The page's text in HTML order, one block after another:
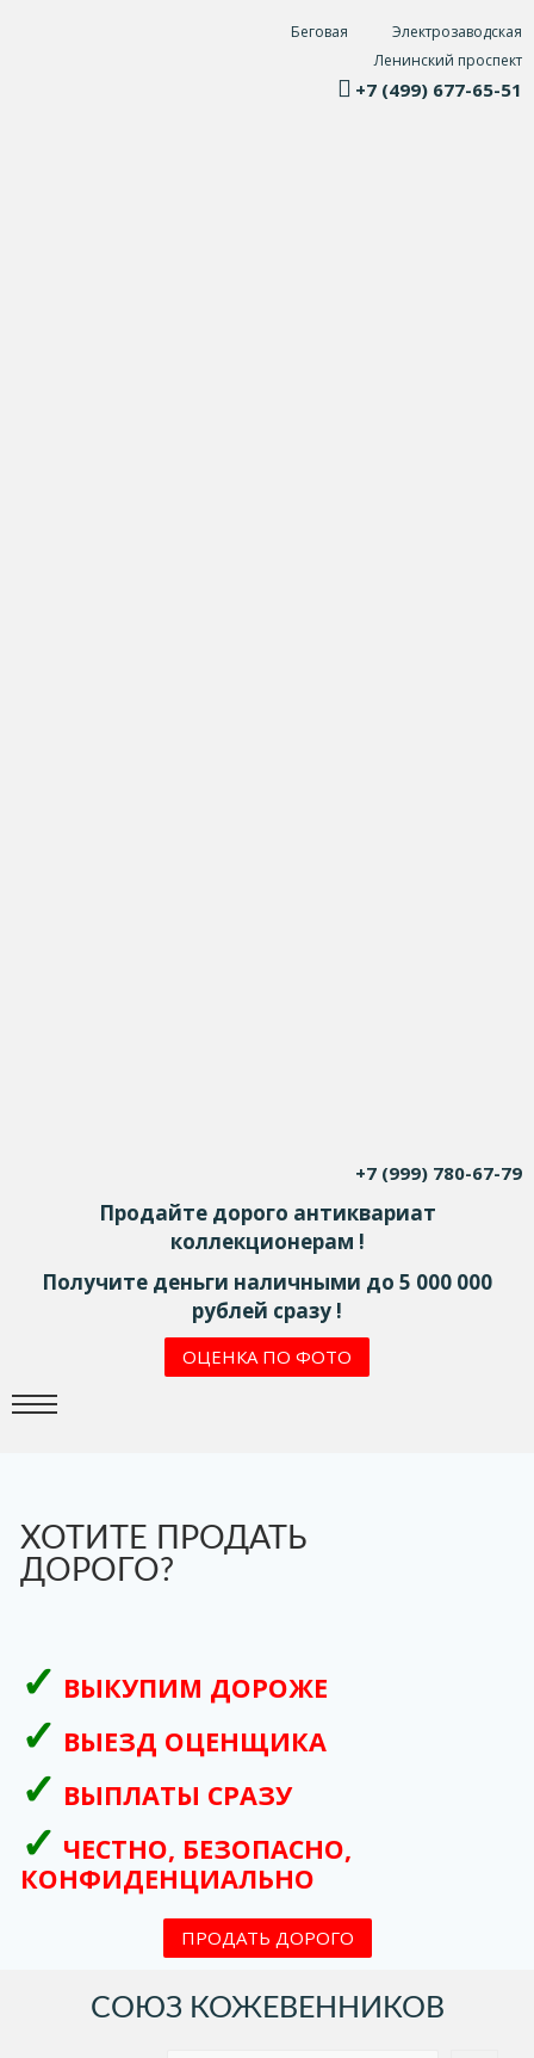
Беговая
Электрозаводская
Ленинский проспект
+7 (499) 677-65-51
+7 (999) 780-67-79
Продайте дорого антиквариат
коллекционерам !
Получите деньги наличными до 5 000 000
рублей сразу !
ОЦЕНКА ПО ФОТО
ХОТИТЕ ПРОДАТЬ
ДОРОГО?
ВЫКУПИМ ДОРОЖЕ
ВЫЕЗД ОЦЕНЩИКА
ВЫПЛАТЫ СРАЗУ
ЧЕСТНО, БЕЗОПАСНО,
КОНФИДЕНЦИАЛЬНО
ПРОДАТЬ ДОРОГО
СОЮЗ КОЖЕВЕННИКОВ